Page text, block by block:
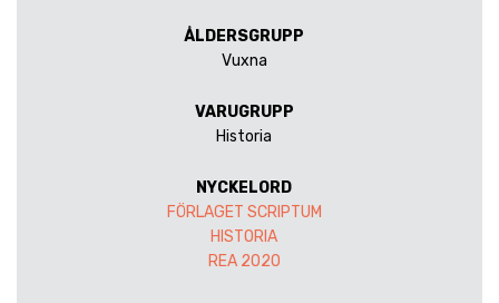
ÅLDERSGRUPP
Vuxna
VARUGRUPP
Historia
NYCKELORD
FÖRLAGET SCRIPTUM
HISTORIA
REA 2020